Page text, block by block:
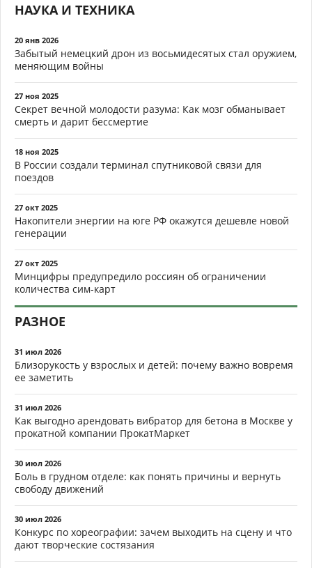
НАУКА И ТЕХНИКА
20 янв 2026
Забытый немецкий дрон из восьмидесятых стал оружием,
меняющим войны
27 ноя 2025
Секрет вечной молодости разума: Как мозг обманывает
смерть и дарит бессмертие
18 ноя 2025
В России создали терминал спутниковой связи для
поездов
27 окт 2025
Накопители энергии на юге РФ окажутся дешевле новой
генерации
27 окт 2025
Минцифры предупредило россиян об ограничении
количества сим-карт
РАЗНОЕ
31 июл 2026
Близорукость у взрослых и детей: почему важно вовремя
ее заметить
31 июл 2026
Как выгодно арендовать вибратор для бетона в Москве у
прокатной компании ПрокатМаркет
30 июл 2026
Боль в грудном отделе: как понять причины и вернуть
свободу движений
30 июл 2026
Конкурс по хореографии: зачем выходить на сцену и что
дают творческие состязания